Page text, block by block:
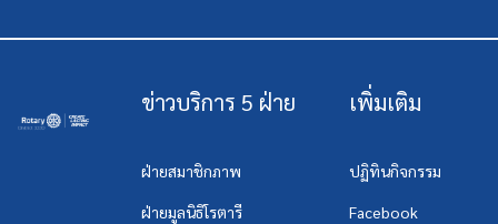
ข่าวบริการ 5 ฝ่าย
ฝ่ายสมาชิกภาพ
ฝ่ายมูลนิธิโรตารี
เพิ่มเติม
ปฏิทินกิจกรรม
Facebook